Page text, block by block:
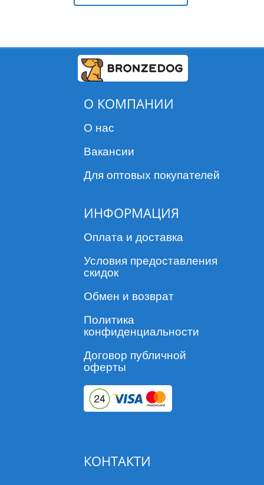
О КОМПАНИИ
О нас
Вакансии
Для оптовых покупателей
ИНФОРМАЦИЯ
Оплата и доставка
Условия предоставления
скидок
Обмен и возврат
Политика
конфиденциальности
Договор публичной
оферты
КОНТАКТИ